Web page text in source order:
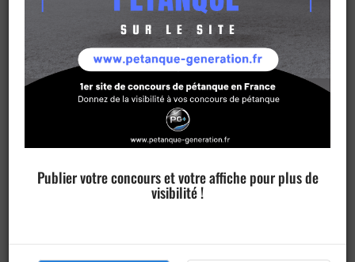
Publier votre concours et votre affiche pour plus de
visibilité !